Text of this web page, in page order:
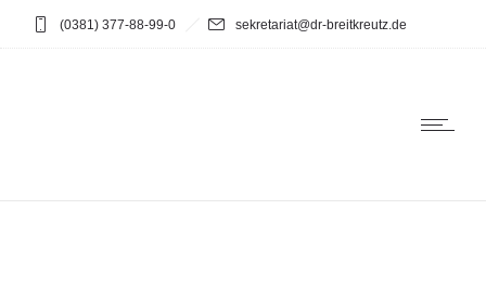
(0381) 377-88-99-0 sekretariat@dr-breitkreutz.de